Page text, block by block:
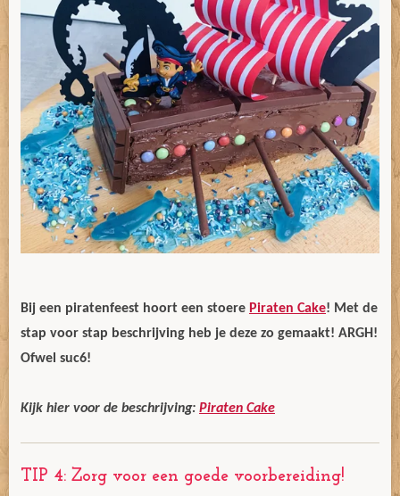
Bij een piratenfeest hoort een stoere Piraten Cake! Met de
stap voor stap beschrijving heb je deze zo gemaakt! ARGH!
Ofwel suc6!
Kijk hier voor de beschrijving: Piraten Cake
TIP 4: Zorg voor een goede voorbereiding!